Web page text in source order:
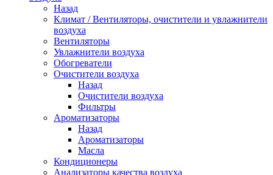
Назад
Климат / Вентиляторы, очистители и увлажнители
воздуха
Вентиляторы
Увлажнители воздуха
Обогреватели
Очистители воздуха
Назад
Очистители воздуха
Фильтры
Ароматизаторы
Назад
Ароматизаторы
Масла
Кондиционеры
Анализаторы качества воздуха